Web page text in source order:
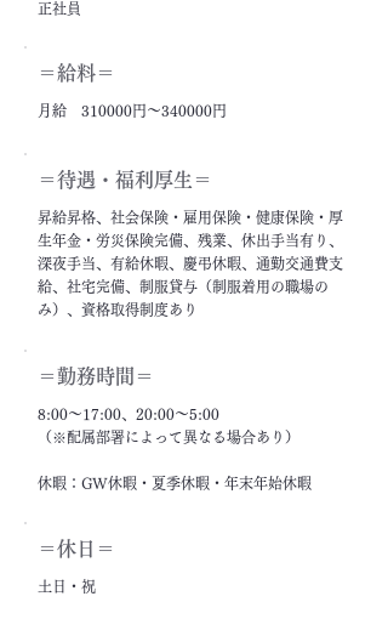
正社員
＝給料＝
月給 310000円～340000円
＝​待遇・福利厚生＝
昇給昇格、社会保険・雇用保険・健康保険・厚
生年金・労災保険完備、残業、休出手当有り、
深夜手当、有給休暇、慶弔休暇、通勤交通費支
給、社宅完備、制服貸与（制服着用の職場の
み）、資格取得制度あり
＝勤務時間＝
8:00～17:00、20:00～5:00
（※配属部署によって異なる場合あり）
休暇：GW休暇・夏季休暇・年末年始休暇
＝休日＝
土日・祝